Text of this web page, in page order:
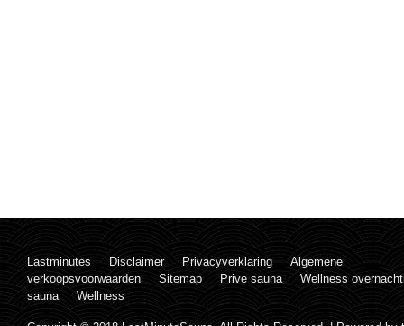
Lastminutes Disclaimer Privacyverklaring
Algemene
verkoopsvoorwaarden
Sitemap Prive sauna
Wellness
sauna
Wellness